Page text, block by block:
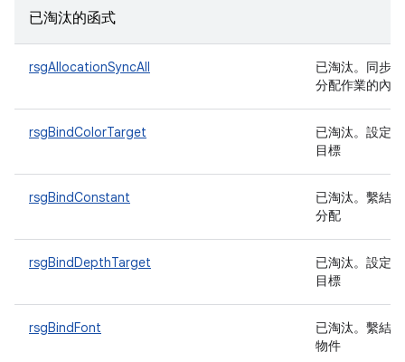
已淘汰的函式
rsgAllocationSyncAll 已淘汰。同步
分配作業的內容
rsgBindColorTarget 已淘汰。設定
目標
rsgBindConstant 已淘汰。繫結
分配
rsgBindDepthTarget 已淘汰。設定
目標
rsgBindFont 已淘汰。繫結
物件